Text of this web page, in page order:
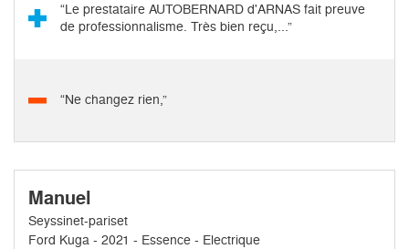
“Le prestataire AUTOBERNARD d'ARNAS fait preuve
de professionnalisme. Très bien reçu,...”
“Ne changez rien,”
Manuel
Seyssinet-pariset
Ford Kuga - 2021 - Essence - Electrique